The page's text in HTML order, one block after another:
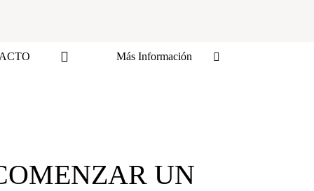
Más Información
UN